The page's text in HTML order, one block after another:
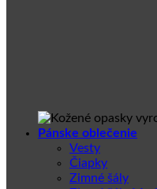
Pánske oblečenie
Vesty
Čiapky
Zimné šály